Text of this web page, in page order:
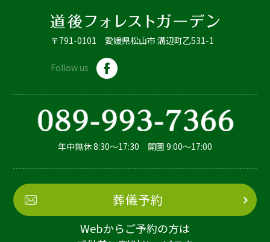
〒791-0101 愛媛県松山市 溝辺町乙531-1
Follow us
年中無休 8:30～17:30 開園 9:00～17:00
葬儀予約
Webからご予約の方は